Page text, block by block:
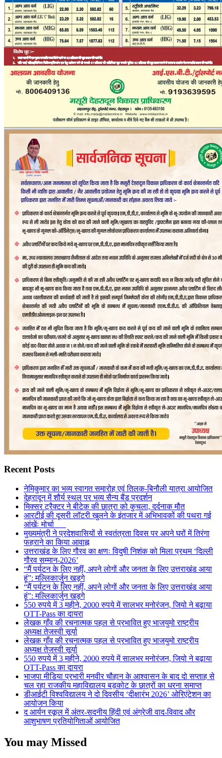
Recent Posts
नेमिकुमार का भव्य स्वागत समारोह एवं तिलक-बिनौली यात्रा आयोजित
देहरादून में शौर्य स्थल पर भव्य सैन्य बैंड प्रदर्शन
मिक्सर ट्रैक्टर ने बीटेक की छात्रा को कुचला, दर्दनाक मौत
आरटीई की दूसरी लॉटरी खुलने के इंतजार में अभिभावकों की पथरा गई
आंखेंः मोर्चा
मुख्यमंत्री ने प्रदेशवासियों से स्वतंत्रता दिवस पर अपने घरों में तिरंगा
फहराने का किया आवाह्न
उत्तराखंड के लिए गौरव का क्षणः विदुषी निशंक को मिला प्रथम ‘दिल्ली
गौरव सम्मान-2026’
“मैं पर्यटन के लिए नहीं, अपने लोगों और जनता के लिए उत्तराखंड आया
हूं”: मल्लिकार्जुन खड़गे
“मैं पर्यटन के लिए नहीं, अपने लोगों और जनता के लिए उत्तराखंड आया
हूं”: मल्लिकार्जुन खड़गे
550 रुपये में 3 महीने, 2000 रुपये में सालभर मनोरंजन, जियो ने बढ़ाया
OTT-Pass का दायरा
लेखक गाँव की रचनात्मक पहल से प्रभावित हुए भाजयुमो राष्ट्रीय
अध्यक्ष तेजस्वी सूर्या
लेखक गाँव की रचनात्मक पहल से प्रभावित हुए भाजयुमो राष्ट्रीय
अध्यक्ष तेजस्वी सूर्या
550 रुपये में 3 महीने, 2000 रुपये में सालभर मनोरंजन, जियो ने बढ़ाया
OTT-Pass का दायरा
भाजपा मीडिया प्रभारी मनवीर चौहान के आश्वासन के बाद दो सप्ताह से
चल रहा राजकीय महाविद्यालय बड़कोट के छात्रों का धरना समाप्त
डीआईटी विश्वविद्यालय ने दो दिवसीय ‘दीक्षारंभ 2026’ ओरिएंटेशन का
आयोजन किया
द आर्यन स्कूल में अंतर-सदनीय हिंदी एवं अंग्रेजी वाद-विवाद और
आशुभाषण प्रतियोगिताओं आयोजित
You may Missed